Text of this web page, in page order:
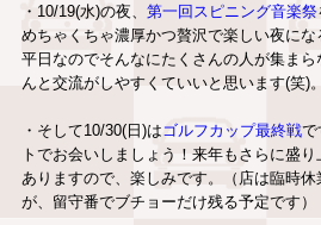
・10/19(水)の夜、 第一回スピニング音楽祭
めちゃくちゃ濃厚かつ贅沢で楽しい夜にな
平日なのでそんなにたくさんの人が集ま
んと交流がしやすくていいと思います(笑)。
・そして10/30(日)は ゴルフカップ最終戦で
トでお会いしましょう！来年もさらに盛
ありますので、楽しみです。（店は臨時
が、留守番でブチョーだけ残る予定です）